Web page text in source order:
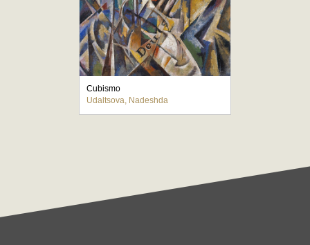
Cubismo
Udaltsova, Nadeshda